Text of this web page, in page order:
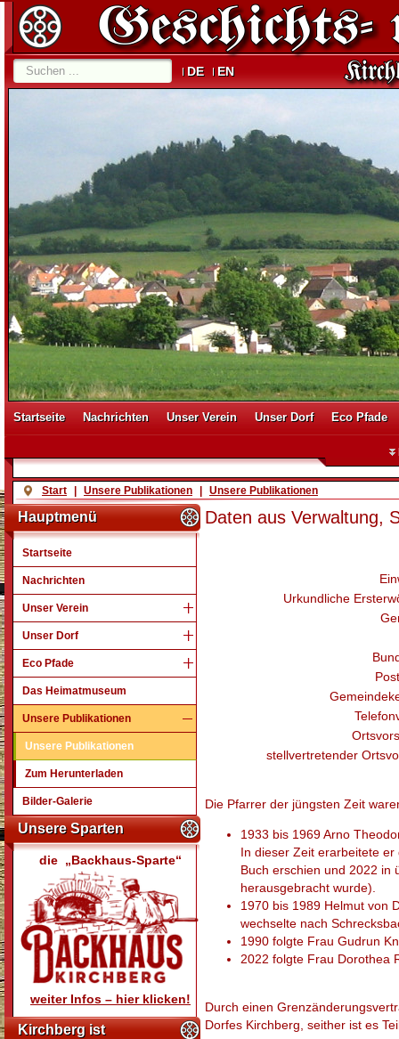
DE EN
Startseite Nachrichten Unser Verein Unser Dorf Eco Pfade
Start Unsere Publikationen Unsere Publikationen
Hauptmenü
Startseite
Nachrichten
Unser Verein
Unser Dorf
Eco Pfade
Das Heimatmuseum
Unsere Publikationen
Unsere Publikationen
Zum Herunterladen
Bilder-Galerie
Unsere Sparten
die „Backhaus-Sparte“
weiter Infos – hier klicken!
Kirchberg ist
Daten aus Verwaltung,
Urkundliche
stellvertretender
Die Pfarrer der jüngsten Zeit
1933 bis 1969 Arno
In dieser Zeit erarbeitete
Buch erschien und 2022 in
herausgebracht wurde).
1970 bis 1989 Helmut von
wechselte nach
1990 folgte Frau Gudrun
2022 folgte Frau Dorothea
Durch einen
Dorfes Kirchberg, seither ist es